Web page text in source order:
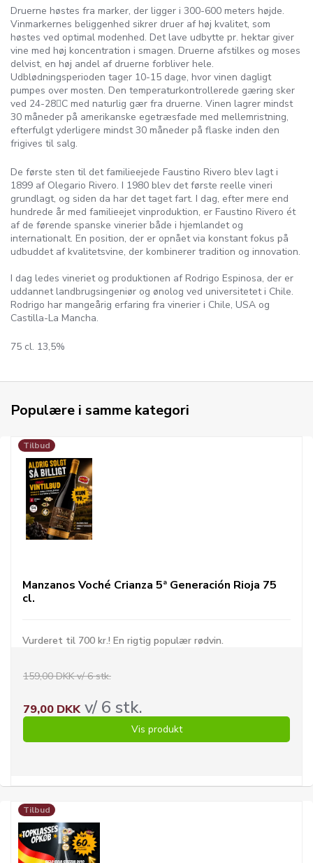
Druerne høstes fra marker, der ligger i 300-600 meters højde.
Vinmarkernes beliggenhed sikrer druer af høj kvalitet, som
høstes ved optimal modenhed. Det lave udbytte pr. hektar giver
vine med høj koncentration i smagen. Druerne afstilkes og moses
delvist, en høj andel af druerne forbliver hele.
Udblødningsperioden tager 10-15 dage, hvor vinen dagligt
pumpes over mosten. Den temperaturkontrollerede gæring sker
ved 24-28C med naturlig gær fra druerne. Vinen lagrer mindst
30 måneder på amerikanske egetræsfade med mellemristning,
efterfulgt yderligere mindst 30 måneder på flaske inden den
frigives til salg.
De første sten til det familieejede Faustino Rivero blev lagt i
1899 af Olegario Rivero. I 1980 blev det første reelle vineri
grundlagt, og siden da har det taget fart. I dag, efter mere end
hundrede år med familieejet vinproduktion, er Faustino Rivero ét
af de førende spanske vinerier både i hjemlandet og
internationalt. En position, der er opnået via konstant fokus på
udbuddet af kvalitetsvine, der kombinerer tradition og innovation.
I dag ledes vineriet og produktionen af Rodrigo Espinosa, der er
uddannet landbrugsingeniør og ønolog ved universitetet i Chile.
Rodrigo har mangeårig erfaring fra vinerier i Chile, USA og
Castilla-La Mancha.
75 cl. 13,5%
Populære i samme kategori
Tilbud
Manzanos Voché Crianza 5ª Generación Rioja 75
cl.
Vurderet til 700 kr.! En rigtig populær rødvin.
159,00 DKK v/ 6 stk.
79,00 DKKv/ 6 stk.
Vis produkt
Tilbud